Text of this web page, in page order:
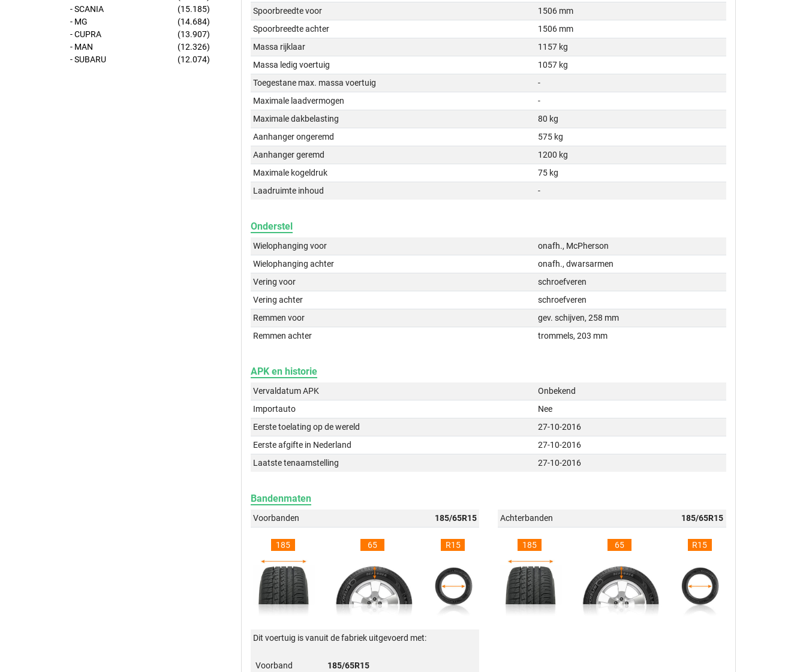
- SCANIA
(15.185)
- MG
(14.684)
- CUPRA
(13.907)
- MAN
(12.326)
- SUBARU
(12.074)
Spoorbreedte voor
1506 mm
Spoorbreedte achter
1506 mm
Massa rijklaar
1157 kg
Massa ledig voertuig
1057 kg
Toegestane max. massa voertuig
-
Maximale laadvermogen
-
Maximale dakbelasting
80 kg
Aanhanger ongeremd
575 kg
Aanhanger geremd
1200 kg
Maximale kogeldruk
75 kg
Laadruimte inhoud
-
Onderstel
Wielophanging voor
onafh., McPherson
Wielophanging achter
onafh., dwarsarmen
Vering voor
schroefveren
Vering achter
schroefveren
Remmen voor
gev. schijven, 258 mm
Remmen achter
trommels, 203 mm
APK en historie
Vervaldatum APK
Onbekend
Importauto
Nee
Eerste toelating op de wereld
27-10-2016
Eerste afgifte in Nederland
27-10-2016
Laatste tenaamstelling
27-10-2016
Bandenmaten
Voorbanden 185/65R15
185 65 R15
Achterbanden 185/65R15
185 65 R15
Dit voertuig is vanuit de fabriek uitgevoerd met:
Voorband 185/65R15